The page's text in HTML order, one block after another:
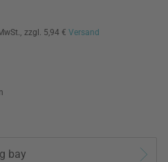
zzgl. 5,94 € Versand
bay